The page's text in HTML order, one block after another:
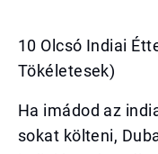
10 Olcsó Indiai
Tökéletesek)
Ha imádod az
sokat költeni,